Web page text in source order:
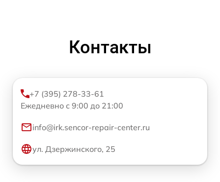
Контакты
+7 (395) 278-33-61
Ежедневно с 9:00 до 21:00
info@irk.sencor-repair-center.ru
ул. Дзержинского, 25